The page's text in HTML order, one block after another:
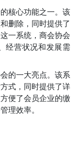
核心功能之一。该
删除，同时提供了
一系统，商会协会
经营状况和发展需
的一大亮点。该系
式，同时提供了详
便了会员企业的缴
理效率。